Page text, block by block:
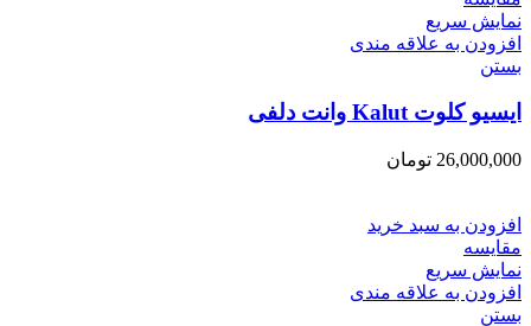
نمایش سریع
افزودن به علاقه مندی
بستن
ایسیو کلوت Kalut وانت دلفی
26,000,000 تومان
افزودن به سبد خرید
مقایسه
نمایش سریع
افزودن به علاقه مندی
بستن